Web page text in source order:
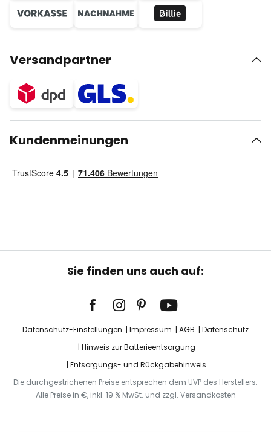
Versandpartner
Kundenmeinungen
Sie finden uns auch auf:
Datenschutz-Einstellungen Impressum AGB
Datenschutz
Hinweis zur Batterieentsorgung
Entsorgungs- und Rückgabehinweis
Die durchgestrichenen Preise entsprechen dem UVP des Herstellers.
Alle Preise in €, inkl. 19 % MwSt. und zzgl. Versandkosten